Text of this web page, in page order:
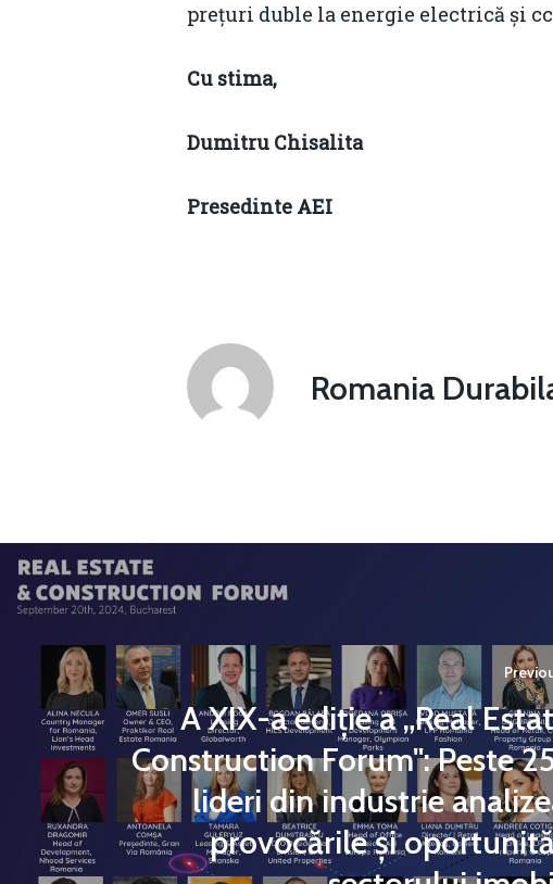
prețuri duble la energie electrică și
Cu stima,
Dumitru Chisalita
Presedinte AEI
Romania
A XIX-a ediție a „Real
Construction Forum": Peste
lideri din industrie
provocările și